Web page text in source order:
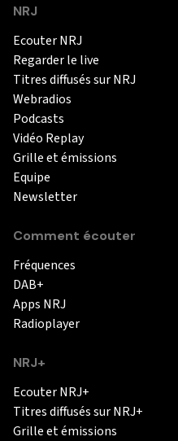
NRJ
Ecouter NRJ
Regarder le live
Titres diffusés sur NRJ
Webradios
Podcasts
Vidéo Replay
Grille et émissions
Equipe
Newsletter
Comment écouter
Fréquences
DAB+
Apps NRJ
Radioplayer
NRJ+
Ecouter NRJ+
Titres diffusés sur NRJ+
Grille et émissions